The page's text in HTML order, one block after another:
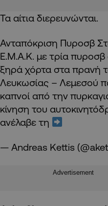
Τα αίτια διερευνώνται.
Ανταπόκριση Πυροσβ
Ε.Μ.Α.Κ. με τρία
ξηρά χόρτα στα πρανή
Λευκωσίας – Λεμεσού
καπνοί από την
κίνηση του
ανέλαβε τη
— Andreas Kettis
Advertisement